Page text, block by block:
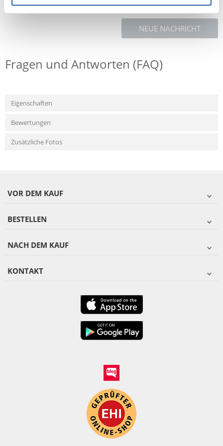
NEUE NACHRICHT
Fragen und Antworten (FAQ)
Eigenschaften
Bewertungen
Zusätzliche Fotos
VOR DEM KAUF
BESTELLEN
NACH DEM KAUF
KONTAKT